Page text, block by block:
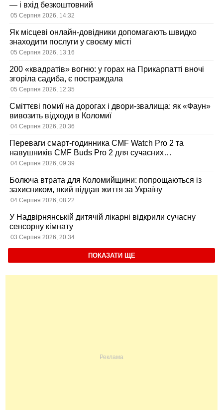
— і вхід безкоштовний
05 Серпня 2026, 14:32
Як місцеві онлайн-довідники допомагають швидко
знаходити послуги у своєму місті
05 Серпня 2026, 13:16
200 «квадратів» вогню: у горах на Прикарпатті вночі
згоріла садиба, є постраждала
05 Серпня 2026, 12:35
Сміттєві помиї на дорогах і двори-звалища: як «Фаун»
вивозить відходи в Коломиї
04 Серпня 2026, 20:36
Переваги смарт-годинника CMF Watch Pro 2 та
навушників CMF Buds Pro 2 для сучасних
користувачів
04 Серпня 2026, 09:39
Болюча втрата для Коломийщини: попрощаються із
захисником, який віддав життя за Україну
04 Серпня 2026, 08:22
У Надвірнянській дитячій лікарні відкрили сучасну
сенсорну кімнату
03 Серпня 2026, 20:34
ПОКАЗАТИ ЩЕ